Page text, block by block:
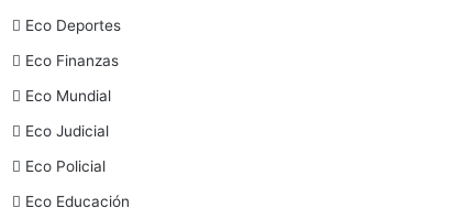
Eco Deportes
Eco Finanzas
Eco Mundial
Eco Judicial
Eco Policial
Eco Educación